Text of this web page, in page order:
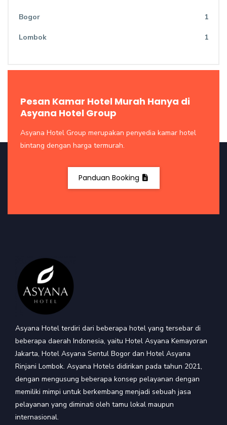
Bogor 1
Lombok 1
Pesan Kamar Hotel Murah Hanya di
Asyana Hotel Group
Asyana Hotel Group merupakan penyedia kamar hotel
bintang dengan harga termurah.
Panduan Booking
Asyana Hotel terdiri dari beberapa hotel yang tersebar di
beberapa daerah Indonesia, yaitu Hotel Asyana Kemayoran
Jakarta, Hotel Asyana Sentul Bogor dan Hotel Asyana
Rinjani Lombok. Asyana Hotels didirikan pada tahun 2021,
dengan mengusung beberapa konsep pelayanan dengan
memiliki mimpi untuk berkembang menjadi sebuah jasa
pelayanan yang diminati oleh tamu lokal maupun
internasional.